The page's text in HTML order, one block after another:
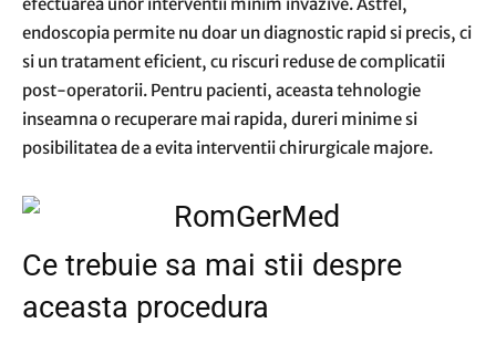
endoscopia permite nu doar un diagnostic rapid si precis, ci
si un tratament eficient, cu riscuri reduse de complicatii
post-operatorii. Pentru pacienti, aceasta tehnologie
inseamna o recuperare mai rapida, dureri minime si
posibilitatea de a evita interventii chirurgicale majore.
Ce trebuie sa mai stii despre
aceasta procedura